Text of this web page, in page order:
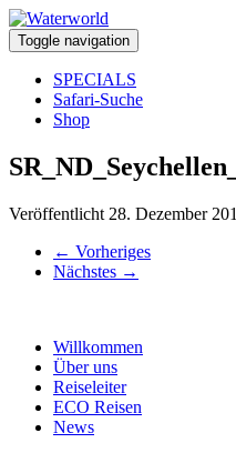
Toggle navigation
SPECIALS
Safari-Suche
Shop
Veröffentlicht 28. Dezember
← Vorheriges
Nächstes →
Willkommen
Über uns
Reiseleiter
ECO Reisen
News